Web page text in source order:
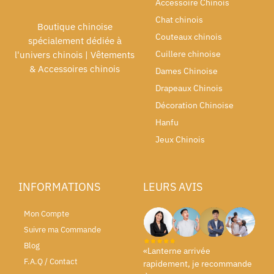
Boutique chinoise
spécialement dédiée à
l'univers chinois | Vêtements
& Accessoires chinois
Chat chinois
Couteaux chinois
Cuillere chinoise
Dames Chinoise
Drapeaux Chinois
Décoration Chinoise
Hanfu
Jeux Chinois
INFORMATIONS
Mon Compte
Suivre ma Commande
Blog
F.A.Q / Contact
LEURS AVIS
«Lanterne arrivée
rapidement, je recommande